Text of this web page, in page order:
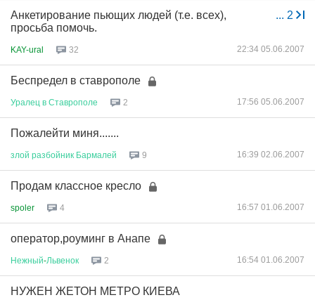
... 2
Анкетирование пьющих людей (т.е. всех),
просьба помочь.
KAY-ural 32 22:34 05.06.2007
Беспредел в ставрополе
Уралец в Ставрополе 2 17:56 05.06.2007
Пожалейти миня.......
злой разбойник Бармалей 9 16:39 02.06.2007
Продам классное кресло
spoler 4 16:57 01.06.2007
оператор,роуминг в Анапе
Нежный-Львенок 2 16:54 01.06.2007
НУЖЕН ЖЕТОН МЕТРО КИЕВА